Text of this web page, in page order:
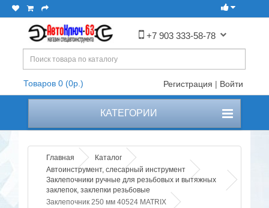
+7 903 333-58-78
Товаров 0 (0р.) Регистрация | Войти
КАТЕГОРИИ
Главная
Каталог
Автоинструмент, слесарный инструмент
Заклепочники ручные для резьбовых и вытяжных
заклепок, заклепки резьбовые
Заклепочник 250 мм 40524 MATRIX